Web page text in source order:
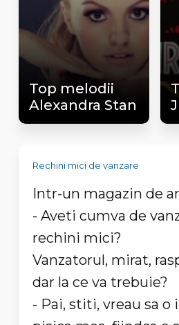
Top melodii
Alexandra Stan
Rechini mici de vanzare
Intr-un magazin de
- Aveti cumva de
rechini mici?
Vanzatorul, mirat,
dar la ce va trebuie?
- Pai, stiti, vreau sa